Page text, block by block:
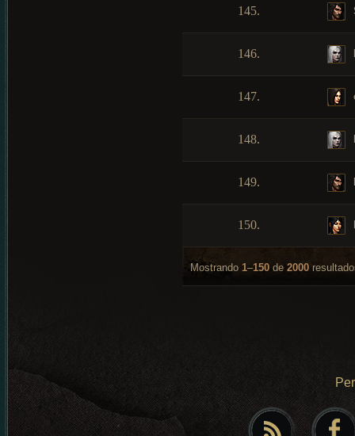
145.
146.
147.
148.
149.
150.
Mostrando 1–150 de 2000